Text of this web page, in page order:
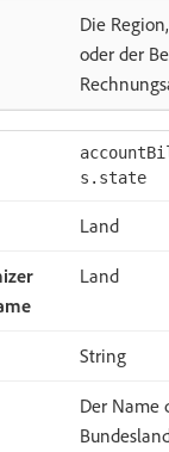
Die
oder der
s.state
Land
Land
String
Der Name